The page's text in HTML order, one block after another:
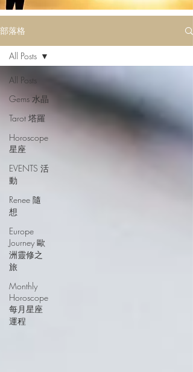
部落格
All Posts
Gems 水晶
Tarot 塔羅
Horoscope
星座
EVENTS 活
動
Renee 隨
想
Europe
Journey 歐
洲靈修之
旅
Monthly
Horoscope
每月星座
運程
All Posts